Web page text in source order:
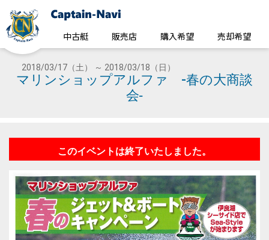
中古艇 販売店 購入希望 売却希望
2018/03/17（土） ～ 2018/03/18（日）
マリンショップアルファ -春の大商談
会‐
このイベントは終了いたしました。